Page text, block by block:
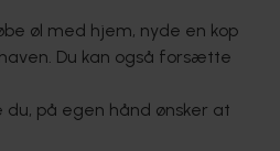
23484890)
øl med hjem, nyde en kop
Du kan også forsætte
du, på egen hånd ønsker at